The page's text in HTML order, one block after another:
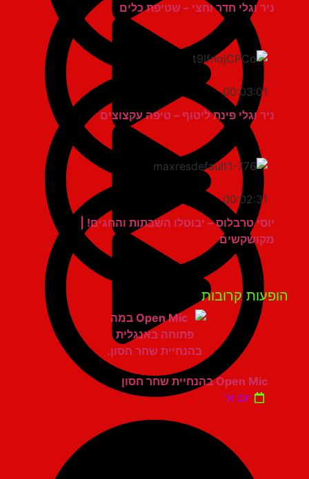
ניר וגלי חדר וחצי – שטיפת כלים
00:03:01
ניר וגלי פינת ליטוף – טיפה עקצוצים
00:02:31
יוסי טרבלוס – יבוטלו השבתות והחגים! |
מקושקשים
קרובות
Open Mic בהנחיית שחר חסון
יום א'